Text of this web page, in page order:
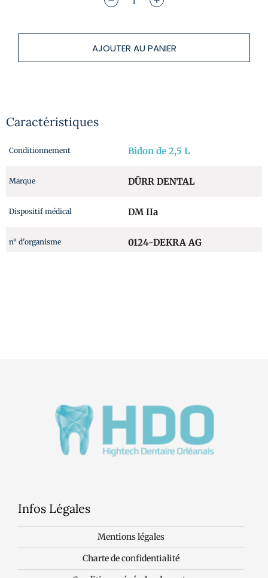
AJOUTER AU PANIER
Caractéristiques
Conditionnement Bidon de 2,5 L
Marque DÜRR DENTAL
Dispositif médical DM IIa
n° d'organisme 0124-DEKRA AG
Infos Légales
Mentions légales
Charte de confidentialité